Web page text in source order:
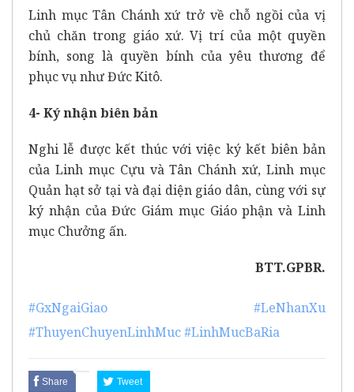
Linh mục Tân Chánh xứ trở về chỗ ngồi của vị
chủ chăn trong giáo xứ. Vị trí của một quyền
bính, song là quyền bính của yêu thương để
phục vụ như Đức Kitô.
4- Ký nhận biên bản
Nghi lễ được kết thúc với việc ký kết biên bản
của Linh mục Cựu và Tân Chánh xứ, Linh mục
Quản hạt sở tại và đại diện giáo dân, cùng với sự
ký nhận của Đức Giám mục Giáo phận và Linh
mục Chưởng ấn.
BTT.GPBR.
#GxNgaiGiao
#LeNhanXu
#ThuyenChuyenLinhMuc#LinhMucBaRia
Share Tweet